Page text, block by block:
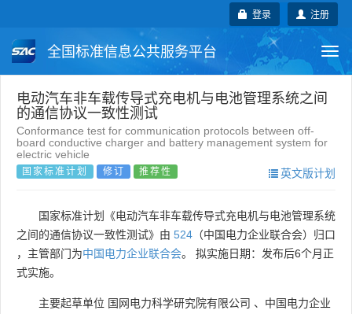
注册
登录
全国标准信息公共服务平台
国家标准 行业标准 地方标准
团体标准 企业标准 国际标准
国外标准 技术委员会
电动汽车非车载传导式充电机与电池管理系统之间
的通信协议一致性测试
Conformance test for communication protocols between off-
board conductive charger and battery management system for
electric vehicle
国家标准计划 修订 推荐性 英文版计划
国家标准计划《电动汽车非车载传导式充电机与电池管理系统
之间的通信协议一致性测试》由 524 （中国电力企业联合会）归口
，主管部门为中国电力企业联合会。 拟实施日期：发布后6个月正
式实施。
主要起草单位 国网电力科学研究院有限公司 、 中国电力企业